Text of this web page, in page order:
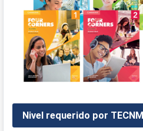
Nivel requerido por